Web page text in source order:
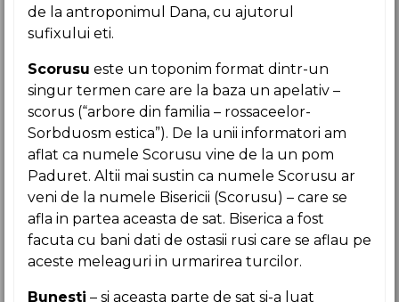
de la antroponimul Dana, cu ajutorul
sufixului eti.
Scorusu este un toponim format dintr-un
singur termen care are la baza un apelativ –
scorus (“arbore din familia – rossaceelor-
Sorbduosm estica”). De la unii informatori am
aflat ca numele Scorusu vine de la un pom
Paduret. Altii mai sustin ca numele Scorusu ar
veni de la numele Bisericii (Scorusu) – care se
afla in partea aceasta de sat. Biserica a fost
facuta cu bani dati de ostasii rusi care se aflau pe
aceste meleaguri in urmarirea turcilor.
Bunesti – si aceasta parte de sat si-a luat